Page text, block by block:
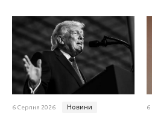
6 Серпня 2026 Новини 6